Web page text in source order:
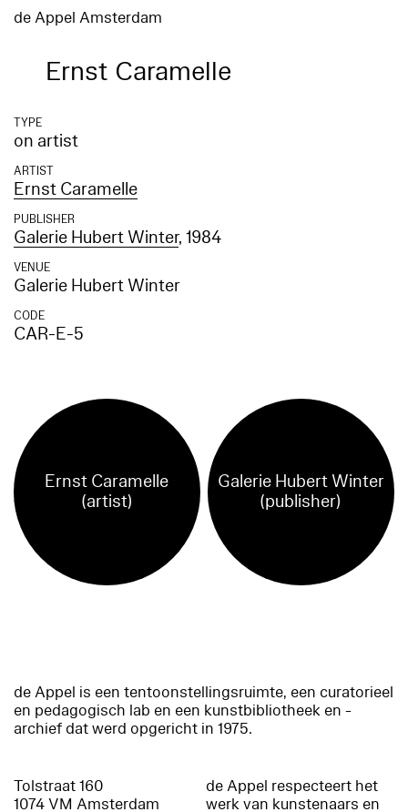
de Appel Amsterdam
Ernst Caramelle
TYPE
on artist
ARTIST
Ernst Caramelle
PUBLISHER
Galerie Hubert Winter, 1984
VENUE
Galerie Hubert Winter
CODE
CAR-E-5
Ernst Caramelle
(artist)
Galerie Hubert Winter
(publisher)
de Appel is een tentoonstellingsruimte, een curatorieel
en pedagogisch lab en een kunstbibliotheek en -
archief dat werd opgericht in 1975.
Tolstraat 160
1074 VM Amsterdam
de Appel respecteert het
werk van kunstenaars en